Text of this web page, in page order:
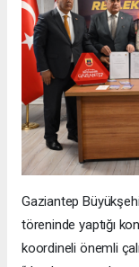
Gaziantep
töreninde yaptığı
koordineli önemli